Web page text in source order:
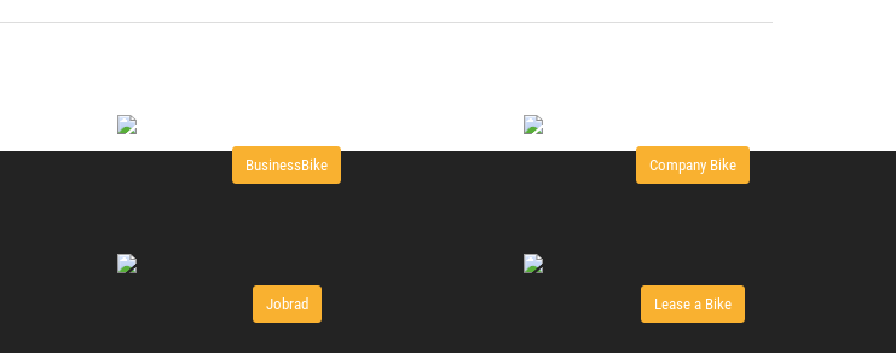
BusinessBike Company Bike
Jobrad Lease a Bike